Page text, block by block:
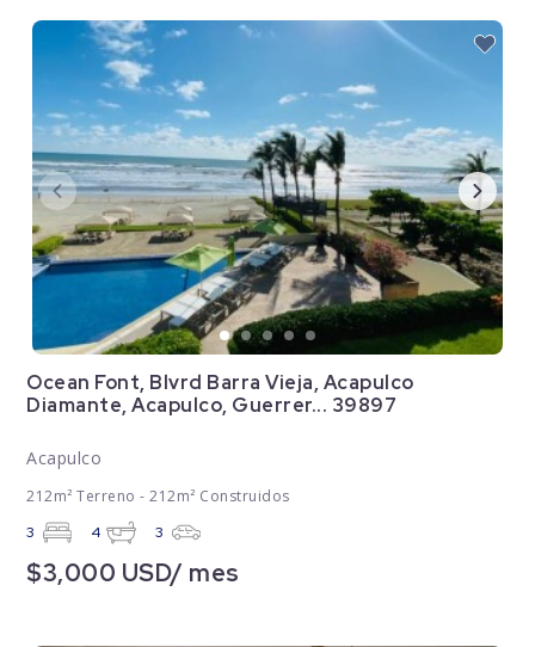
Ocean Font, Blvrd Barra Vieja, Acapulco
Diamante, Acapulco, Guerrer... 39897
Acapulco
212m² Terreno - 212m² Construidos
3 4 3
$3,000 USD/ mes